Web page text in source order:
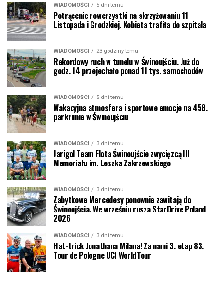
WIADOMOŚCI 5 dni temu
Potrącenie rowerzystki na skrzyżowaniu 11
Listopada i Grodzkiej. Kobieta trafiła do szpitala
WIADOMOŚCI 23 godziny temu
Rekordowy ruch w tunelu w Świnoujściu. Już do
godz. 14 przejechało ponad 11 tys. samochodów
WIADOMOŚCI 5 dni temu
Wakacyjna atmosfera i sportowe emocje na 458.
parkrunie w Świnoujściu
WIADOMOŚCI 3 dni temu
Jarigol Team Flota Świnoujście zwycięzcą III
Memoriału im. Leszka Zakrzewskiego
WIADOMOŚCI 3 dni temu
Zabytkowe Mercedesy ponownie zawitają do
Świnoujścia. We wrześniu rusza StarDrive Poland
2026
WIADOMOŚCI 3 dni temu
Hat-trick Jonathana Milana! Za nami 3. etap 83.
Tour de Pologne UCI WorldTour